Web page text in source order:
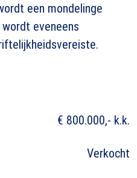
een mondelinge
eveneens
€ 800.000,- k.k.
Verkocht